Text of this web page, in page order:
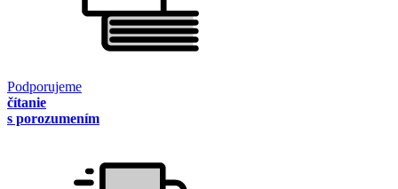
Podporujeme
čítanie
s porozumením